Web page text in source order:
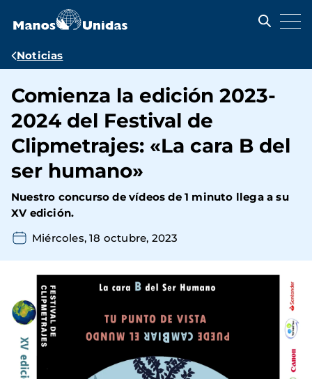
contenido
Ruta
navegación
Noticias
Comienza la edición 2023-
2024 del Festival de
Clipmetrajes: «La cara B del
ser humano»
Nuestro concurso de vídeos de 1 minuto llega a su
XV edición.
Miércoles, 18 octubre, 2023